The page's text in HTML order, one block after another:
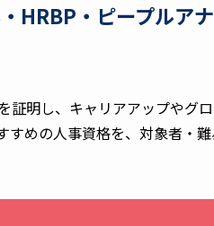
HRBP・ピープルア
証明し、キャリアアップやグ
すめの人事資格を、対象者・